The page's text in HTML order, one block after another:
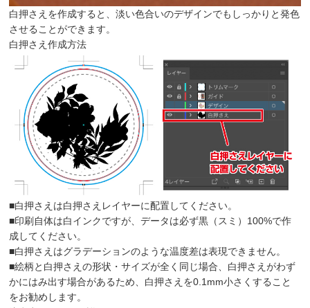
白押さえを作成すると、淡い色合いのデザインでもしっかりと発色
させることができます。
白押さえ作成方法
■白押さえは白押さえレイヤーに配置してください。
■印刷自体は白インクですが、データは必ず黒（スミ）100%で作
成してください。
■白押さえはグラデーションのような温度差は表現できません。
■絵柄と白押さえの形状・サイズが全く同じ場合、白押さえがわず
かにはみ出す場合があるため、白押さえを0.1mm小さくすること
をお勧めします。